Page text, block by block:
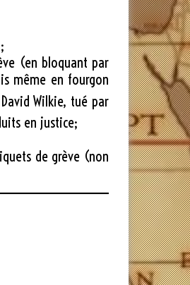
(en bloquant par
même en fourgon
Wilkie, tué par
en justice;
de grève (non